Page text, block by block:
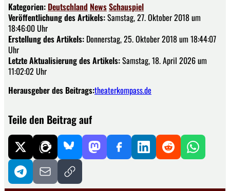
Kategorien: Deutschland NewsSchauspiel
Veröffentlichung des Artikels:Samstag, 27. Oktober 2018 um
18:46:00 Uhr
Erstellung des Artikels: Donnerstag, 25. Oktober 2018 um 18:44:07
Uhr
Letzte Aktualisierung des Artikels:Samstag, 18. April 2026 um
11:02:02 Uhr
Herausgeber des Beitrags:theaterkompass.de
Teile den Beitrag auf